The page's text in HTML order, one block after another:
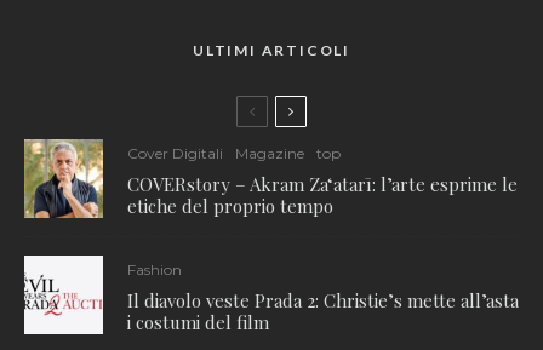
ULTIMI ARTICOLI
Cover Digitali Magazine top
COVERstory – Akram Zaʻatarī: l’arte esprime le
etiche del proprio tempo
Fashion
Il diavolo veste Prada 2: Christie’s mette all’asta
i costumi del film